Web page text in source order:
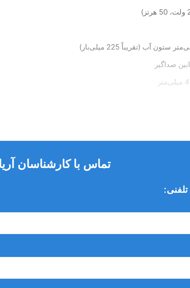
برای کلینیک‌های کوچک و متوسط)
قابل اعتماد
استانداردهای زیست‌محیطی
تماس با کارشناسان